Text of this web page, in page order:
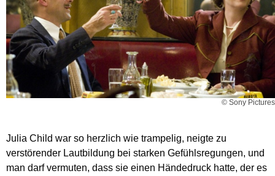
© Sony Pictures
Julia Child war so herzlich wie trampelig, neigte zu
verstörender Lautbildung bei starken Gefühlsregungen, und
man darf vermuten, dass sie einen Händedruck hatte, der es